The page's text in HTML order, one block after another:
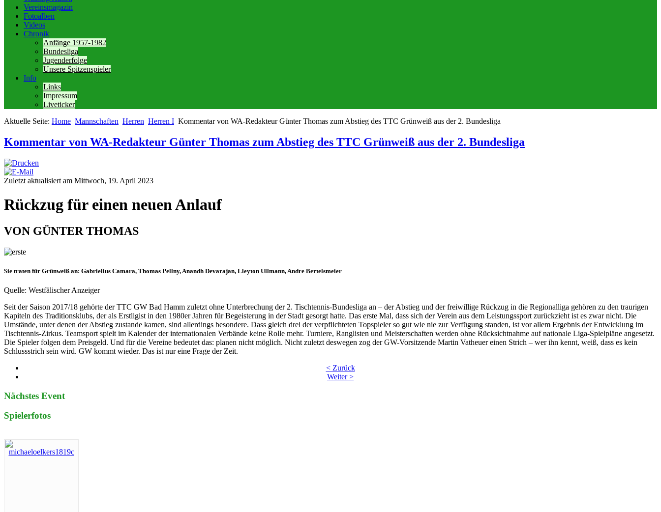
Vereinsmagazin
Fotoalben
Videos
Chronik
Anfänge 1957-1982
Bundesliga
Jugenderfolge
Unsere Spitzenspieler
Info
Links
Impressum
Liveticker
Aktuelle Seite: Home Mannschaften Herren Herren I Kommentar von WA-Redakteur Günter Thomas zum Abstieg des TTC Grünweiß aus der 2. Bundesliga
Kommentar von WA-Redakteur Günter Thomas zum Abstieg des TTC Grünweiß aus der 2. Bundesliga
Zuletzt aktualisiert am Mittwoch, 19. April 2023
Rückzug für einen neuen Anlauf
VON GÜNTER THOMAS
Sie traten für Grünweiß an: Gabrielius Camara, Thomas Pellny, Anandh Devarajan, Lleyton Ullmann, Andre Bertelsmeier
Quelle: Westfälischer Anzeiger
Seit der Saison 2017/18 gehörte der TTC GW Bad Hamm zuletzt ohne Unterbrechung der 2. Tischtennis-Bundesliga an – der Abstieg und der freiwillige Rückzug in die Regionalliga gehören zu den traurigen
Kapiteln des Traditionsklubs, der als Erstligist in den 1980er Jahren für Begeisterung in der Stadt gesorgt hatte. Das erste Mal, dass sich der Verein aus dem Leistungssport zurückzieht ist es zwar nicht. Die
Umstände, unter denen der Abstieg zustande kamen, sind allerdings besondere. Dass gleich drei der verpflichteten Topspieler so gut wie nie zur Verfügung standen, ist vor allem Ergebnis der Entwicklung im
Tischtennis-Zirkus. Teamsport spielt im Kalender der internationalen Verbände keine Rolle mehr. Turniere, Ranglisten und Meisterschaften werden ohne Rücksichtnahme auf nationale Liga-Spielpläne angesetzt.
Die Spieler folgen dem Preisgeld. Und für die Vereine bedeutet das: planen nicht möglich. Nicht zuletzt deswegen zog der GW-Vorsitzende Martin Vatheuer einen Strich – wer ihn kennt, weiß, dass es kein
Schlussstrich sein wird. GW kommt wieder. Das ist nur eine Frage der Zeit.
< Zurück
Weiter >
Nächstes Event
Spielerfotos